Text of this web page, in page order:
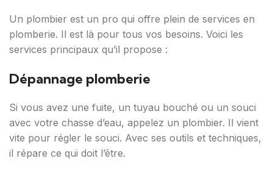
Un plombier est un pro qui offre plein de services en
plomberie. Il est là pour tous vos besoins. Voici les
services principaux qu’il propose :
Dépannage plomberie
Si vous avez une fuite, un tuyau bouché ou un souci
avec votre chasse d’eau, appelez un plombier. Il vient
vite pour régler le souci. Avec ses outils et techniques,
il répare ce qui doit l’être.